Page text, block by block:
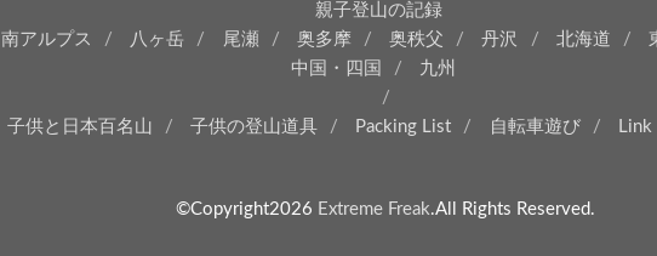
親子登山の記録
南アルプス 八ヶ岳 尾瀬 奥多摩 奥秩父 丹沢 北海道
中国・四国
九州
子供と日本百名山 子供の登山道具 Packing List 自転車遊び Link
©Copyright2026 Extreme Freak.All Rights Reserved.